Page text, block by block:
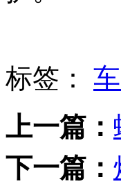
标签：
上一篇：
下一篇：